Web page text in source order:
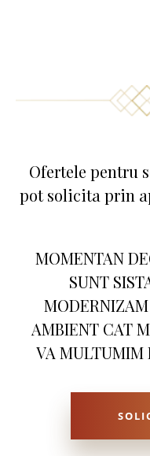
Ofertele pentru
pot solicita prin
MOMENTAN
SUNT
AMBIENT CAT
VA MULTUMIM